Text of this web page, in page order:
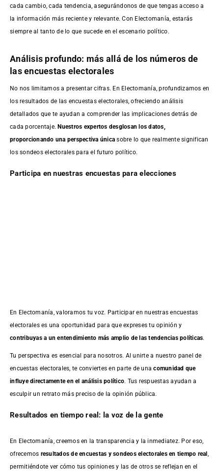
cada cambio, cada tendencia, asegurándonos de que tengas acceso a
la información más reciente y relevante. Con Electomanía, estarás
siempre al tanto de lo que sucede en el escenario político.
Análisis profundo: más allá de los números de
las encuestas electorales
No nos limitamos a presentar cifras. En Electomanía, profundizamos en
los resultados de las encuestas electorales, ofreciendo análisis
detallados que te ayudan a comprender las implicaciones detrás de
cada porcentaje.Nuestros expertos desglosan los datos,
proporcionando una perspectiva única sobre lo que realmente significan
los sondeos electorales para el futuro político.
Participa en nuestras encuestas para elecciones
En Electomanía, valoramos tu voz. Participar en nuestras encuestas
electorales es una oportunidad para que expreses tu opinión y
contribuyas a un entendimiento más amplio de las tendencias políticas.
Tu perspectiva es esencial para nosotros. Al unirte a nuestro panel de
encuestas electorales, te conviertes en parte de unacomunidad que
influye directamente en el análisis político. Tus respuestas ayudan a
esculpir un retrato más preciso de la opinión pública.
Resultados en tiempo real: la voz de la gente
En Electomanía, creemos en la transparencia y la inmediatez. Por eso,
ofrecemos resultados deencuestas y sondeos electorales en tiempo real
permitiéndote ver cómo tus opiniones y las de otros se reflejan en el